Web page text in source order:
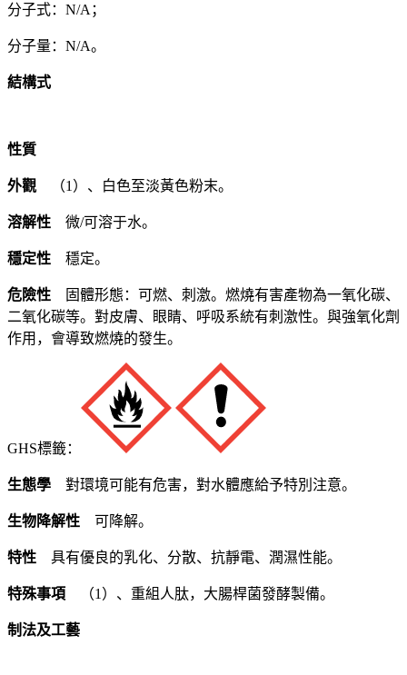
分子式：N/A；
分子量：N/A。
結構式
性質
外觀 （1）、白色至淡黃色粉末。
溶解性 微/可溶于水。
穩定性 穩定。
危險性
固體形態：可燃、刺激。燃燒有害產物為一氧化碳、
二氧化碳等。對皮膚、眼睛、呼吸系統有刺激性。與強氧化劑
作用，會導致燃燒的發生。
GHS標籤：
生態學 對環境可能有危害，對水體應給予特別注意。
生物降解性 可降解。
特性 具有優良的乳化、分散、抗靜電、潤濕性能。
特殊事項 （1）、重組人肽，大腸桿菌發酵製備。
制法及工藝